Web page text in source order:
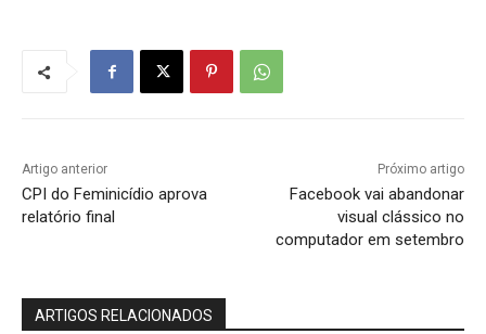
Artigo anterior
CPI do Feminicídio aprova
relatório final
Próximo artigo
Facebook vai abandonar
visual clássico no
computador em setembro
ARTIGOS RELACIONADOS